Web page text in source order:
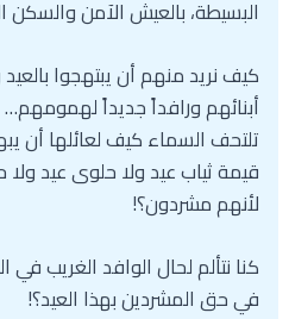
البسيطة، بالعيش الآمن والسكن
كيف نريد منهم أن يبتهجوا
أبنائهم ورافداً جديداً
تلتحف السماء كيف لعائلها أن
قيمة ثياب عيد ولا حلوى عيد
لأنهم مشردون؟!
كنا نتألم لحال الوافد الغريب
في حق المشردين بهذا العيد؟!